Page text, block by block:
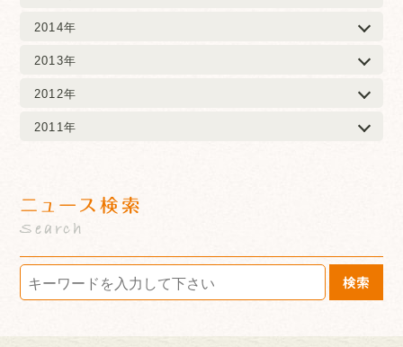
2014年
2013年
2012年
2011年
ニュース検索
Search
検索